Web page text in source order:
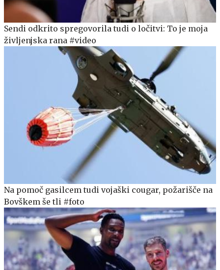
Sendi odkrito spregovorila tudi o ločitvi: To je moja
življenjska rana #video
Na pomoč gasilcem tudi vojaški cougar, požarišče na
Bovškem še tli #foto